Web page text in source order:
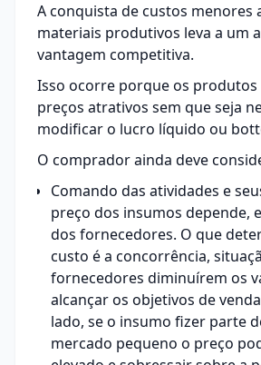
A conquista de custos menores
materiais produtivos leva a um
vantagem competitiva.
Isso ocorre porque os
preços atrativos sem que seja
modificar o lucro líquido ou
O comprador ainda deve
Comando das atividades e
preço dos insumos depende,
dos fornecedores. O que
custo é a concorrência,
fornecedores diminuírem os
alcançar os objetivos de
lado, se o insumo fizer parte
mercado pequeno o preço